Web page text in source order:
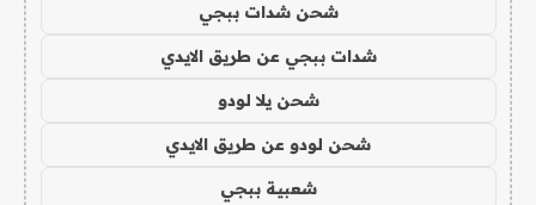
شحن شدات ببجي
شدات ببجي عن طريق الايدي
شحن يلا لودو
شحن لودو عن طريق الايدي
شعبية ببجي